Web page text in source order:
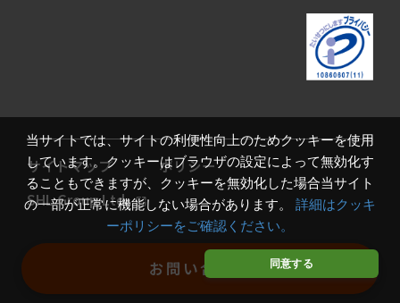
当サイトでは、サイトの利便性向上のためクッキーを使用
しています。クッキーはブラウザの設定によって無効化す
ることもできますが、クッキーを無効化した場合当サイト
の一部が正常に機能しない場合があります。
詳細はクッキ
ーポリシーをご確認ください。
同意する
サイトマップ
ポリシー
SHL Group Ltd.
Copyright© SHL-JAPAN Ltd. All rights reserved.
お問い合わせ